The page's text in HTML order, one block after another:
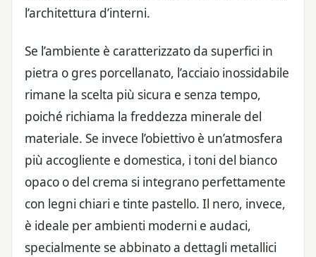
l’architettura d’interni.
Se l’ambiente è caratterizzato da superfici in
pietra o gres porcellanato, l’acciaio inossidabile
rimane la scelta più sicura e senza tempo,
poiché richiama la freddezza minerale del
materiale. Se invece l’obiettivo è un’atmosfera
più accogliente e domestica, i toni del bianco
opaco o del crema si integrano perfettamente
con legni chiari e tinte pastello. Il nero, invece,
è ideale per ambienti moderni e audaci,
specialmente se abbinato a dettagli metallici